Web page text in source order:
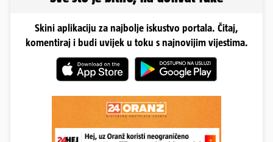
Skini aplikaciju za najbolje iskustvo portala. Čitaj,
komentiraj i budi uvijek u toku s najnovijim vijestima.